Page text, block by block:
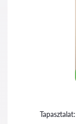
Tapasztalat: